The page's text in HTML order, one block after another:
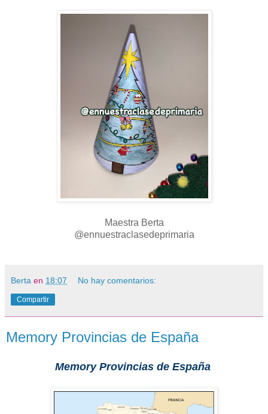
Maestra Berta
@ennuestraclasedeprimaria
Berta en 18:07 No hay comentarios:
Compartir
Memory Provincias de España
Memory Provincias de España